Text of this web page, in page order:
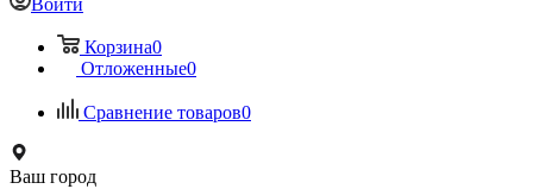
Войти
Корзина0
Отложенные0
Сравнение товаров0
Ваш город